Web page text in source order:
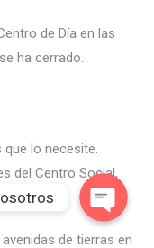
de Día en las
ha cerrado.
que lo necesite.
del Centro Social,
de tierras en